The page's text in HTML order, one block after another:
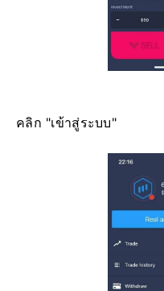
คลิก "เข้าสู่ระบบ"